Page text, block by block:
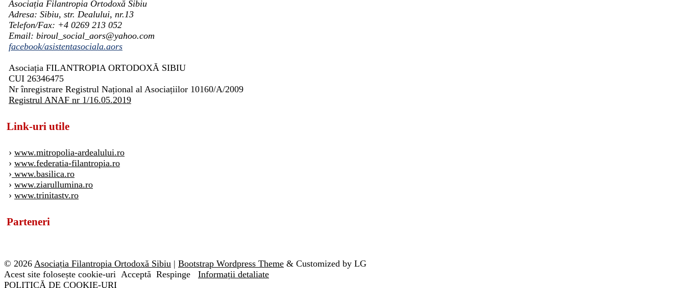
Asociația Filantropia Ortodoxă Sibiu
Adresa: Sibiu, str. Dealului, nr.13
Telefon/Fax: +4 0269 213 052
Email: biroul_social_aors@yahoo.com
facebook/asistentasociala.aors
Asociația FILANTROPIA ORTODOXĂ SIBIU
CUI 26346475
Nr înregistrare Registrul Național al Asociațiilor 10160/A/2009
Registrul ANAF nr 1/16.05.2019
Link-uri utile
› www.mitropolia-ardealului.ro
› www.federatia-filantropia.ro
› www.basilica.ro
› www.ziarullumina.ro
› www.trinitastv.ro
Parteneri
© 2026 Asociația Filantropia Ortodoxă Sibiu | Bootstrap Wordpress Theme & Customized by LG
Acest site folosește cookie-uri Acceptă Respinge
Informații detaliate
POLITICĂ DE COOKIE-URI